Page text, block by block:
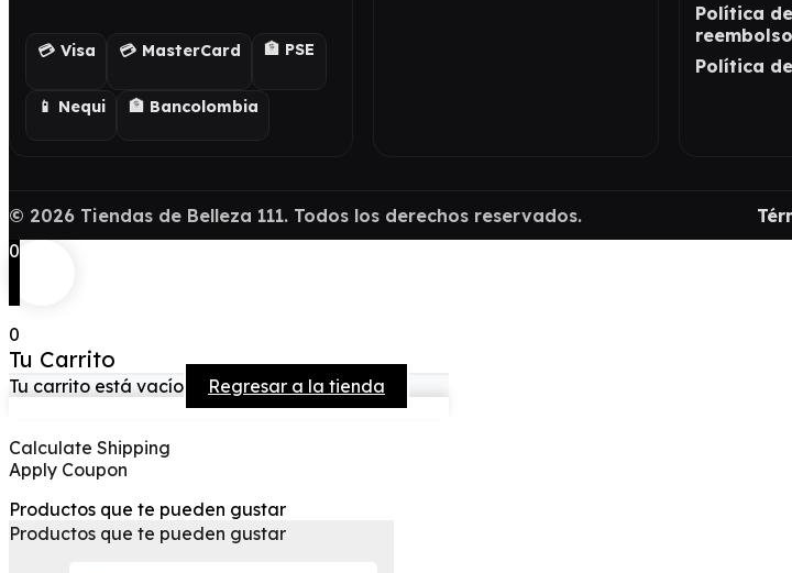
💳 Visa 💳 MasterCard 🏦 PSE
📱 Nequi 🏦 Bancolombia
Política
Política
© 2026 Tiendas de Belleza 111. Todos los derechos reservados.
0
0
Tu Carrito
Tu carrito está vacío Regresar a la tienda
Calculate Shipping
Apply Coupon
Productos que te pueden gustar
Productos que te pueden gustar